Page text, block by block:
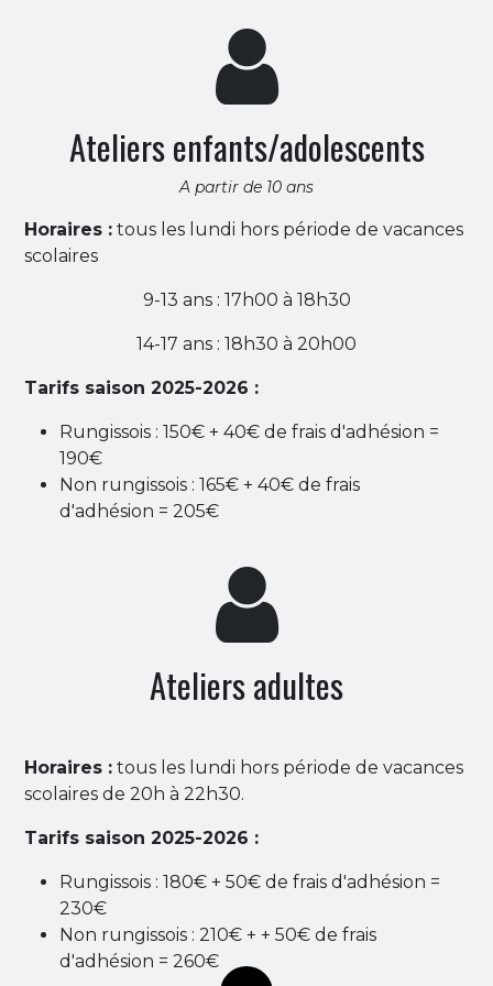
Ateliers enfants/adolescents
A partir de 10 ans
Horaires : tous les lundi hors période de vacances
scolaires
9-13 ans : 17h00 à 18h30
14-17 ans : 18h30 à 20h00
Tarifs saison 2025-2026 :
Rungissois : 150€ + 40€ de frais d'adhésion =
190€
Non rungissois : 165€ + 40€ de frais
d'adhésion = 205€
Ateliers adultes
Horaires : tous les lundi hors période de vacances
scolaires de 20h à 22h30.
Tarifs saison 2025-2026 :
Rungissois : 180€ + 50€ de frais d'adhésion =
230€
Non rungissois : 210€ + + 50€ de frais
d'adhésion = 260€